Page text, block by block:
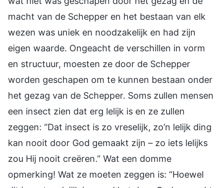
macht van de Schepper en het bestaan van elk
wezen was uniek en noodzakelijk en had zijn
eigen waarde. Ongeacht de verschillen in vorm
en structuur, moesten ze door de Schepper
worden geschapen om te kunnen bestaan onder
het gezag van de Schepper. Soms zullen mensen
een insect zien dat erg lelijk is en ze zullen
zeggen: “Dat insect is zo vreselijk, zo’n lelijk ding
kan nooit door God gemaakt zijn – zo iets lelijks
zou Hij nooit creëren.” Wat een domme
opmerking! Wat ze moeten zeggen is: “Hoewel